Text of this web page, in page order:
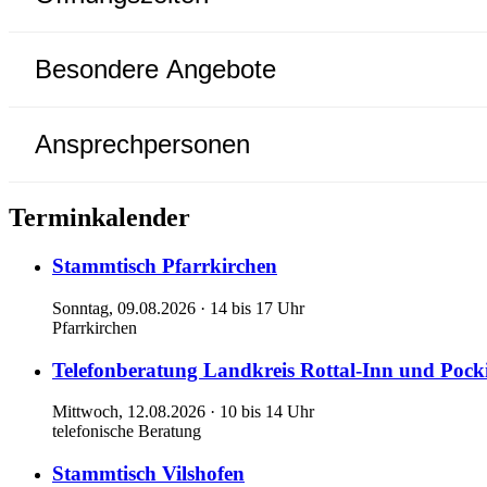
Besondere Angebote
Ansprechpersonen
Terminkalender
Stammtisch Pfarrkirchen
Sonntag, 09.08.2026 · 14 bis 17 Uhr
Pfarrkirchen
Telefonberatung Landkreis Rottal-Inn und
Mittwoch, 12.08.2026 · 10 bis 14 Uhr
telefonische Beratung
Stammtisch Vilshofen